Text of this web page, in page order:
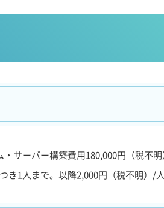
サーバー構築費用180,000円（税不
1人まで。以降2,000円（税不明）/人